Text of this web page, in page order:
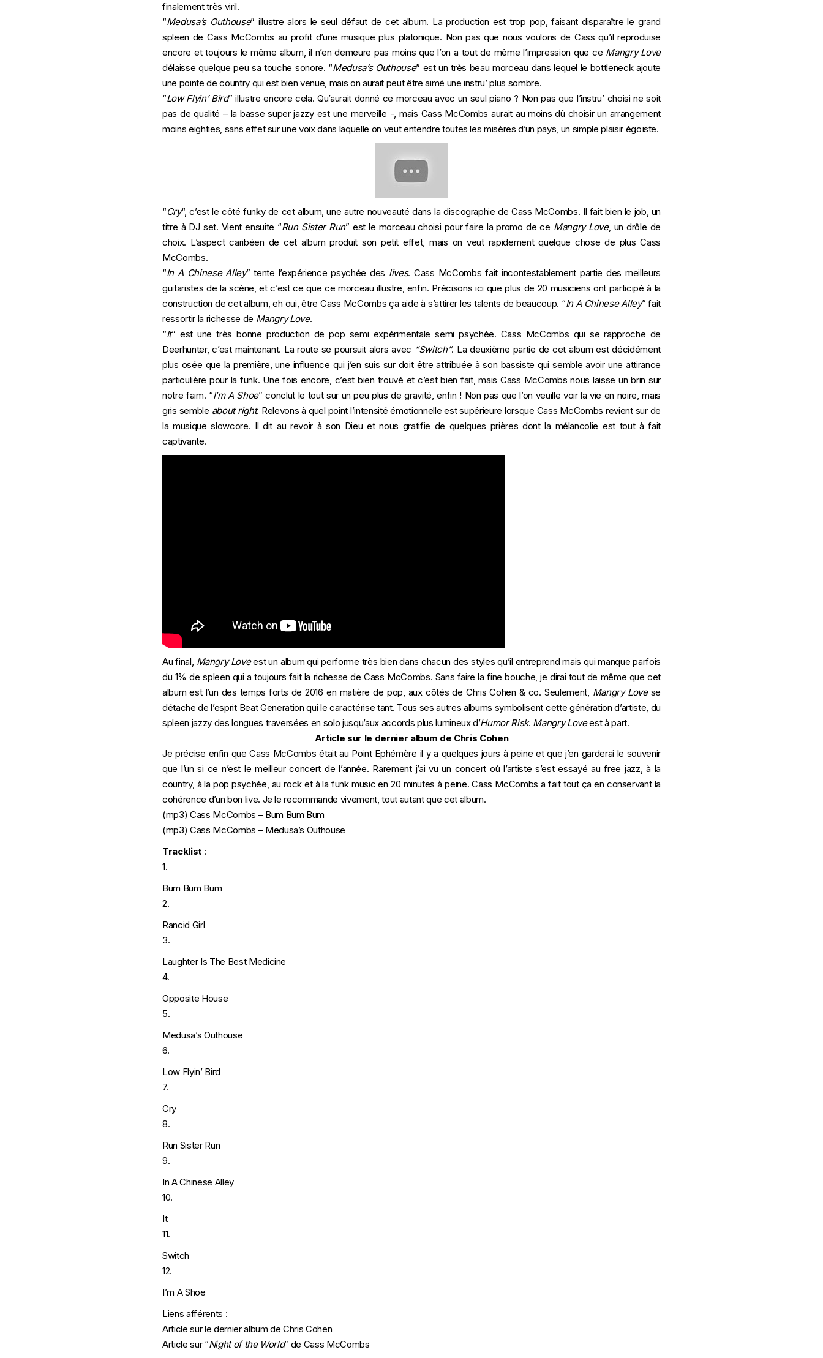
finalement très viril.
“Medusa’s Outhouse” illustre alors le seul défaut de cet album. La production est trop pop, faisant disparaître le grand
spleen de Cass McCombs au profit d’une musique plus platonique. Non pas que nous voulons de Cass qu’il reproduise
encore et toujours le même album, il n’en demeure pas moins que l’on a tout de même l’impression que ce Mangry Love
délaisse quelque peu sa touche sonore. “Medusa’s Outhouse” est un très beau morceau dans lequel le bottleneck ajoute
une pointe de country qui est bien venue, mais on aurait peut être aimé une instru’ plus sombre.
“Low Flyin’ Bird” illustre encore cela. Qu’aurait donné ce morceau avec un seul piano ? Non pas que l’instru’ choisi ne soit
pas de qualité – la basse super jazzy est une merveille -, mais Cass McCombs aurait au moins dû choisir un arrangement
moins eighties, sans effet sur une voix dans laquelle on veut entendre toutes les misères d’un pays, un simple plaisir égoïste.
“Cry“, c’est le côté funky de cet album, une autre nouveauté dans la discographie de Cass McCombs. Il fait bien le job, un
titre à DJ set. Vient ensuite “Run Sister Run” est le morceau choisi pour faire la promo de ce Mangry Love, un drôle de
choix. L’aspect caribéen de cet album produit son petit effet, mais on veut rapidement quelque chose de plus Cass
McCombs.
“In A Chinese Alley” tente l’expérience psychée des lives. Cass McCombs fait incontestablement partie des meilleurs
guitaristes de la scène, et c’est ce que ce morceau illustre, enfin. Précisons ici que plus de 20 musiciens ont participé à la
construction de cet album, eh oui, être Cass McCombs ça aide à s’attirer les talents de beaucoup. “In A Chinese Alley” fait
ressortir la richesse de Mangry Love.
“It” est une très bonne production de pop semi expérimentale semi psychée. Cass McCombs qui se rapproche de
Deerhunter, c’est maintenant. La route se poursuit alors avec “Switch”. La deuxième partie de cet album est décidément
plus osée que la première, une influence qui j’en suis sur doit être attribuée à son bassiste qui semble avoir une attirance
particulière pour la funk. Une fois encore, c’est bien trouvé et c’est bien fait, mais Cass McCombs nous laisse un brin sur
notre faim. “I’m A Shoe” conclut le tout sur un peu plus de gravité, enfin ! Non pas que l’on veuille voir la vie en noire, mais
gris semble about right. Relevons à quel point l’intensité émotionnelle est supérieure lorsque Cass McCombs revient sur de
la musique slowcore. Il dit au revoir à son Dieu et nous gratifie de quelques prières dont la mélancolie est tout à fait
captivante.
Au final, Mangry Loveest un album qui performe très bien dans chacun des styles qu’il entreprend mais qui manque parfois
du 1% de spleen qui a toujours fait la richesse de Cass McCombs. Sans faire la fine bouche, je dirai tout de même que cet
album est l’un des temps forts de 2016 en matière de pop, aux côtés de Chris Cohen & co. Seulement, Mangry Lovese
détache de l’esprit Beat Generation qui le caractérise tant. Tous ses autres albums symbolisent cette génération d’artiste, du
spleen jazzy des longues traversées en solo jusqu’aux accords plus lumineux d’Humor Risk. Mangry Loveest à part.
Article sur le dernier album de Chris Cohen
Je précise enfin que Cass McCombs était au Point Ephémère il y a quelques jours à peine et que j’en garderai le souvenir
que l’un si ce n’est le meilleur concert de l’année. Rarement j’ai vu un concert où l’artiste s’est essayé au free jazz, à la
country, à la pop psychée, au rock et à la funk music en 20 minutes à peine. Cass McCombs a fait tout ça en conservant la
cohérence d’un bon live. Je le recommande vivement, tout autant que cet album.
(mp3) Cass McCombs – Bum Bum Bum
(mp3) Cass McCombs – Medusa’s Outhouse
Tracklist:
1.
Bum Bum Bum
2.
Rancid Girl
3.
Laughter Is The Best Medicine
4.
Opposite House
5.
Medusa’s Outhouse
6.
Low Flyin’ Bird
7.
Cry
8.
Run Sister Run
9.
In A Chinese Alley
10.
It
11.
Switch
12.
I’m A Shoe
Liens afférents :
Article sur le dernier album de Chris Cohen
Article sur “Night of the World” de Cass McCombs